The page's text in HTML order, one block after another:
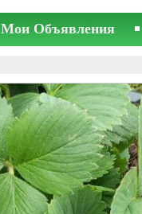
Мои Объявления